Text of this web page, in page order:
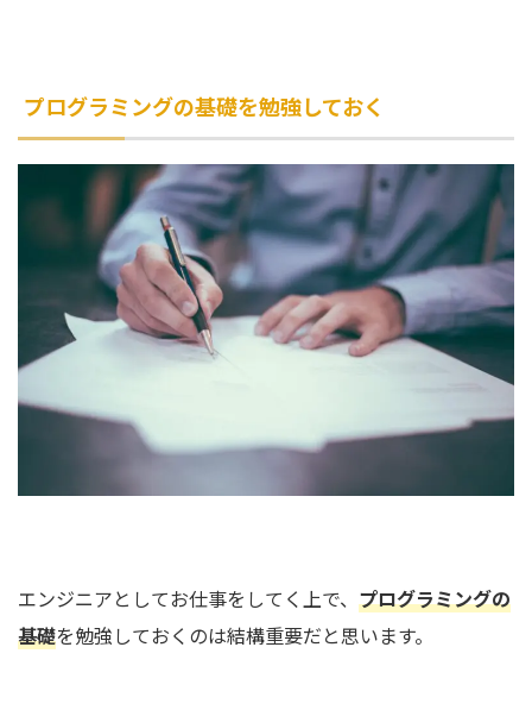
プログラミングの基礎を勉強しておく
エンジニアとしてお仕事をしてく上で、 プログラミングの
基礎を勉強しておくのは結構重要だと思います。